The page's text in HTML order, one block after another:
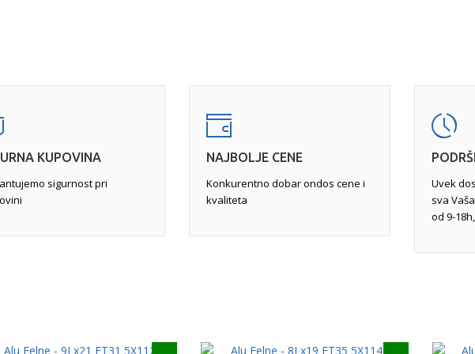
se felna ne skine i postavi
na unutrašnjoj strani
za popravku svih
ukoliko je moguća, se vršizavarivanjem
KUPOVINA
sigurnost pri
NAJBOLJE CENE
Konkurentno dobar ondos cene i
kvaliteta
Uvek
sva
od 9-